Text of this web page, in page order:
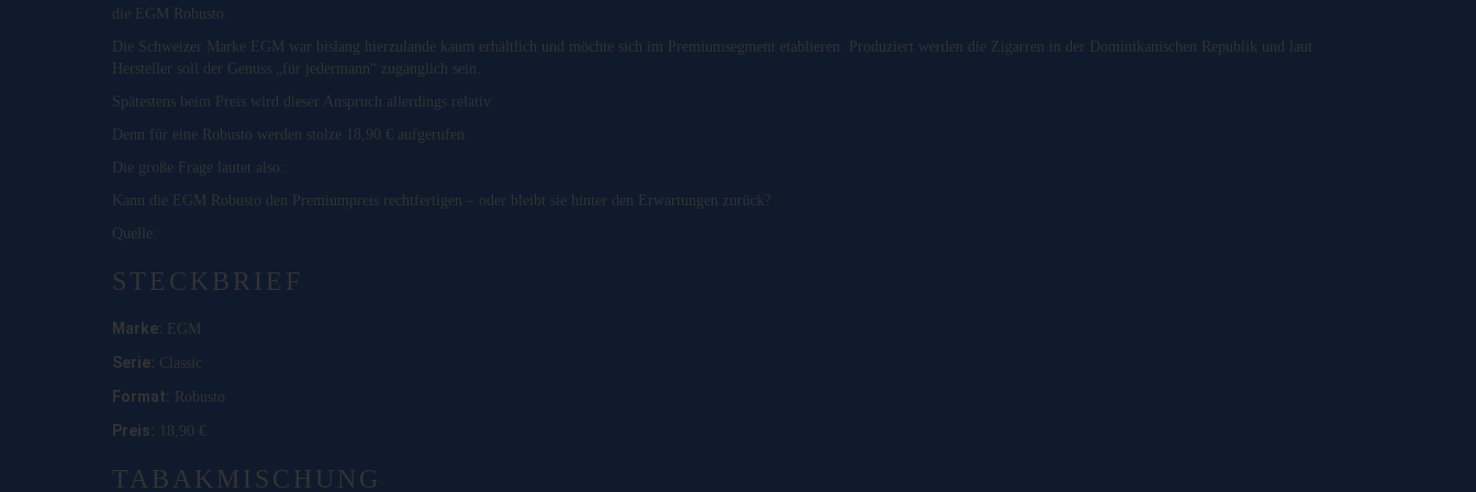
die EGM Robusto.
Die Schweizer Marke EGM war bislang hierzulande kaum erhältlich und möchte sich im Premiumsegment etablieren. Produziert werden die Zigarren in der Dominikanischen Republik und laut
Hersteller soll der Genuss „für jedermann“ zugänglich sein.
Spätestens beim Preis wird dieser Anspruch allerdings relativ.
Denn für eine Robusto werden stolze 18,90 € aufgerufen.
Die große Frage lautet also:
Kann die EGM Robusto den Premiumpreis rechtfertigen – oder bleibt sie hinter den Erwartungen zurück?
Quelle:
STECKBRIEF
Marke: EGM
Serie: Classic
Format: Robusto
Preis: 18,90 €
TABAKMISCHUNG